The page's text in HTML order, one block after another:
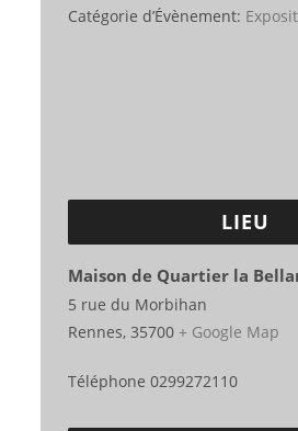
Catégorie d’Évènement:
LIEU
Maison de Quartier la
5 rue du Morbihan
Rennes, 35700 + Google Map
Téléphone 0299272110